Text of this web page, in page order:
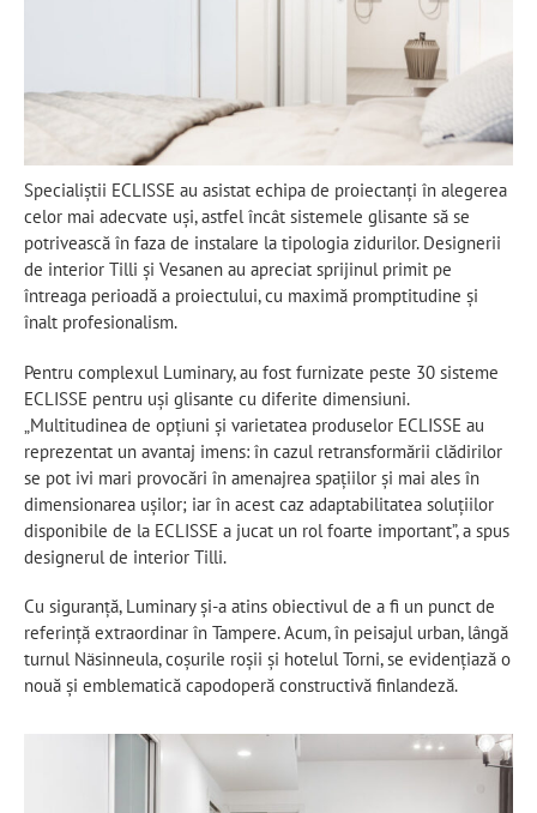
Specialiștii ECLISSE au asistat echipa de proiectanți în alegerea
celor mai adecvate uși, astfel încât sistemele glisante să se
potrivească în faza de instalare la tipologia zidurilor. Designerii
de interior Tilli și Vesanen au apreciat sprijinul primit pe
întreaga perioadă a proiectului, cu maximă promptitudine și
înalt profesionalism.
Pentru complexul Luminary, au fost furnizate peste 30 sisteme
ECLISSE pentru uși glisante cu diferite dimensiuni.
„Multitudinea de opțiuni și varietatea produselor ECLISSE au
reprezentat un avantaj imens: în cazul retransformării clădirilor
se pot ivi mari provocări în amenajrea spațiilor și mai ales în
dimensionarea ușilor; iar în acest caz adaptabilitatea soluțiilor
disponibile de la ECLISSE a jucat un rol foarte important”, a spus
designerul de interior Tilli.
Cu siguranță, Luminary și-a atins obiectivul de a fi un punct de
referință extraordinar în Tampere. Acum, în peisajul urban, lângă
turnul Näsinneula, coșurile roșii și hotelul Torni, se evidențiază o
nouă și emblematică capodoperă constructivă finlandeză.